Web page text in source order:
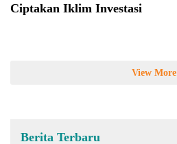
Ciptakan Iklim Investasi
View More
Berita Terbaru